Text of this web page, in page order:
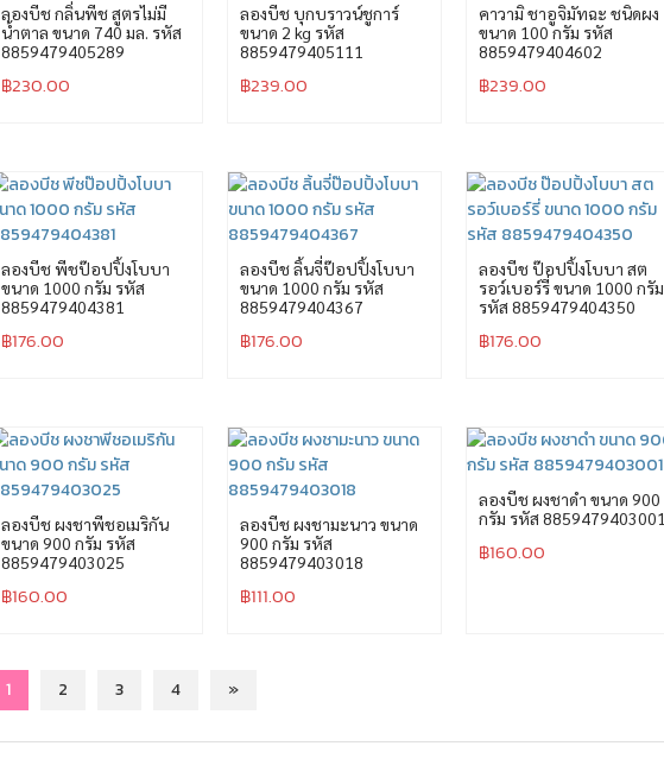
ลองบีช กลิ่นพีช สูตรไม่มี
น้ำตาล ขนาด 740 มล. รหัส
8859479405289
฿230.00
ลองบีช บุกบราวน์ชูการ์
ขนาด 2 kg รหัส
8859479405111
฿239.00
คาวามิ ชาอูจิมัทฉะ ชนิดผง
ขนาด 100 กรัม รหัส
8859479404602
฿239.00
ลองบีช พีชป๊อปปิ้งโบบา
ขนาด 1000 กรัม รหัส
8859479404381
฿176.00
ลองบีช ลิ้นจี่ป๊อปปิ้งโบบา
ขนาด 1000 กรัม รหัส
8859479404367
฿176.00
ลองบีช ป๊อปปิ้งโบบา สต
รอว์เบอร์รี่ ขนาด 1000 กรัม
รหัส 8859479404350
฿176.00
ลองบีช ผงชาพีชอเมริกัน
ขนาด 900 กรัม รหัส
8859479403025
฿160.00
ลองบีช ผงชามะนาว ขนาด
900 กรัม รหัส
8859479403018
฿111.00
ลองบีช ผงชาดำ ขนาด 900
กรัม รหัส 8859479403001
฿160.00
1 2 3 4 »